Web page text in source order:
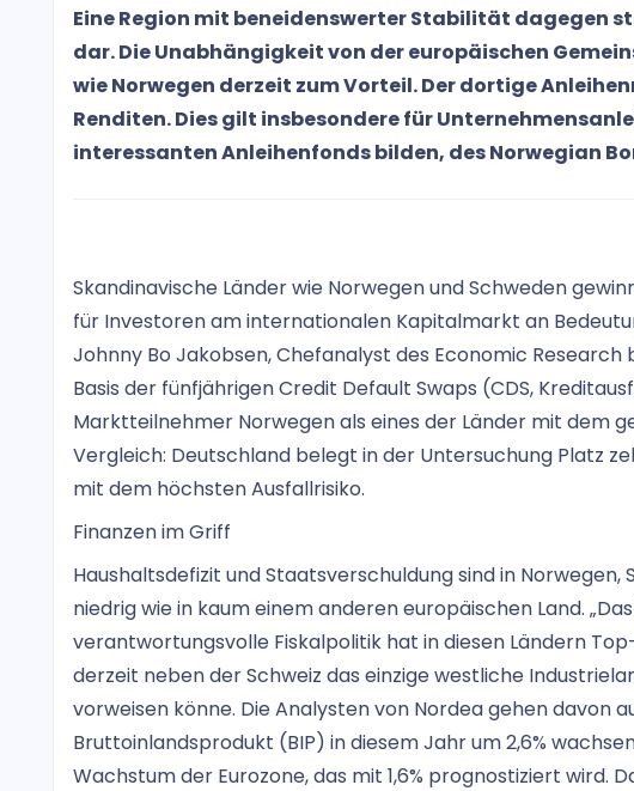
Eine Region mit beneidenswerter Stabilität dagegen
dar. Die Unabhängigkeit von der europäischen
wie Norwegen derzeit zum Vorteil. Der dortige
Renditen. Dies gilt insbesondere für
interessanten Anleihenfonds bilden, des Norwegian
Skandinavische Länder wie Norwegen und Schweden
für Investoren am internationalen Kapitalmarkt an
Johnny Bo Jakobsen, Chefanalyst des Economic Research
Basis der fünfjährigen Credit Default Swaps (CDS,
Marktteilnehmer Norwegen als eines der Länder mit dem
Vergleich: Deutschland belegt in der Untersuchung Platz
mit dem höchsten Ausfallrisiko.
Finanzen im Griff
Haushaltsdefizit und Staatsverschuldung sind in Norwegen,
niedrig wie in kaum einem anderen europäischen Land.
verantwortungsvolle Fiskalpolitik hat in diesen Ländern
derzeit neben der Schweiz das einzige westliche
vorweisen könne. Die Analysten von Nordea gehen davon
Bruttoinlandsprodukt (BIP) in diesem Jahr um 2,6%
Wachstum der Eurozone, das mit 1,6% prognostiziert wird.